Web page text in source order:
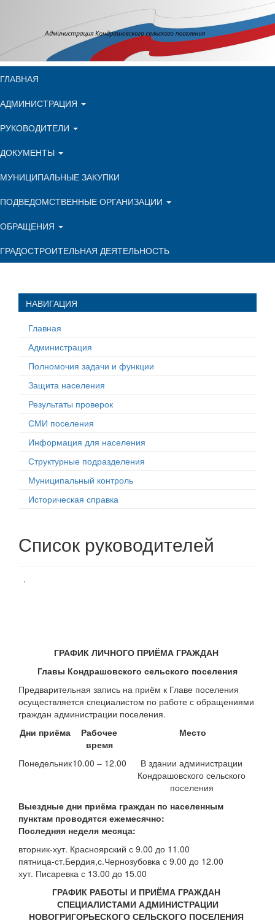
ГЛАВНАЯ
АДМИНИСТРАЦИЯ
РУКОВОДИТЕЛИ
ДОКУМЕНТЫ
МУНИЦИПАЛЬНЫЕ ЗАКУПКИ
ПОДВЕДОМСТВЕННЫЕ ОРГАНИЗАЦИИ
ОБРАЩЕНИЯ
ГРАДОСТРОИТЕЛЬНАЯ ДЕЯТЕЛЬНОСТЬ
НАВИГАЦИЯ
Главная
Администрация
Полномочия задачи и функции
Защита населения
Результаты проверок
СМИ поселения
Информация для населения
Структурные подразделения
Муниципальный контроль
Историческая справка
Список руководителей
.
ГРАФИК ЛИЧНОГО ПРИЁМА ГРАЖДАН
Главы Кондрашовского сельского поселения
Предварительная запись на приём к Главе поселения
осуществляется специалистом по работе с обращениями
граждан администрации поселения.
Дни приёма
Рабочее
время
Место
Понедельник10.00 – 12.00
В здании администрации
Кондрашовского сельского
поселения
Выездные дни приёма граждан по населенным
пунктам проводятся ежемесячно:
Последняя неделя месяца:
вторник-хут. Красноярский с 9.00 до 11.00
пятница-ст.Бердия,с.Чернозубовка с 9.00 до 12.00
хут. Писаревка с 13.00 до 15.00
ГРАФИК РАБОТЫ И ПРИЁМА ГРАЖДАН
СПЕЦИАЛИСТАМИ АДМИНИСТРАЦИИ
НОВОГРИГОРЬЕСКОГО СЕЛЬСКОГО ПОСЕЛЕНИЯ